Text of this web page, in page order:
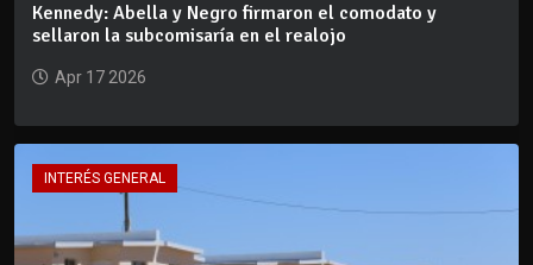
Kennedy: Abella y Negro firmaron el comodato y
sellaron la subcomisaría en el realojo
Apr 17 2026
INTERÉS GENERAL